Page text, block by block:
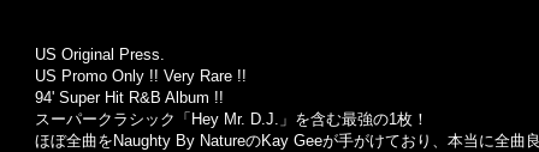
US Original Press.
US Promo Only !! Very Rare !!
94' Super Hit R&B Album !!
スーパークラシック「Hey Mr. D.J.」を含む最強の1枚！
ほぼ全曲をNaughty By NatureのKay Geeが手がけており、本当に全曲